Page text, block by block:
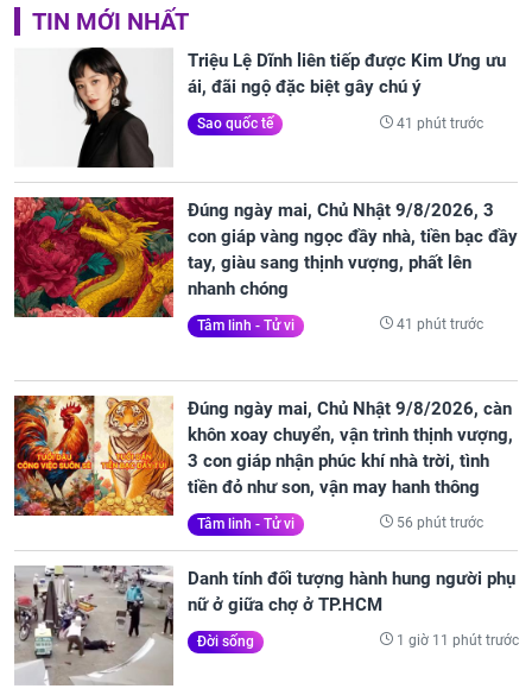
TIN MỚI NHẤT
Triệu Lệ Dĩnh liên tiếp được Kim Ưng ưu
ái, đãi ngộ đặc biệt gây chú ý
Sao quốc tế 41 phút trước
Đúng ngày mai, Chủ Nhật 9/8/2026, 3
con giáp vàng ngọc đầy nhà, tiền bạc đầy
tay, giàu sang thịnh vượng, phất lên
nhanh chóng
Tâm linh - Tử vi 41 phút trước
Đúng ngày mai, Chủ Nhật 9/8/2026, càn
khôn xoay chuyển, vận trình thịnh vượng,
3 con giáp nhận phúc khí nhà trời, tình
tiền đỏ như son, vận may hanh thông
Tâm linh - Tử vi 56 phút trước
Danh tính đối tượng hành hung người phụ
nữ ở giữa chợ ở TP.HCM
Đời sống 1 giờ 11 phút trước